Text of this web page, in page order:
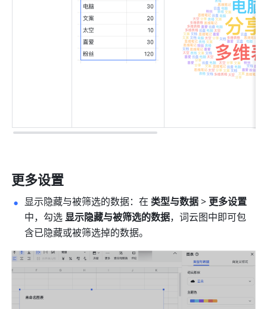
更多设置
显示隐藏与被筛选的数据：在 类型与数据 > 更多设置
中，勾选 显示隐藏与被筛选的数据，词云图中即可包
含已隐藏或被筛选掉的数据。